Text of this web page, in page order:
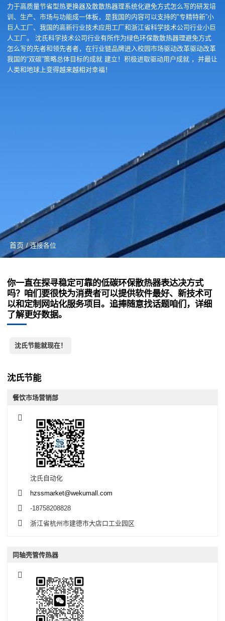
力于高质量节省型热更换器及散散热器理系统化避免方式怎么写的研发培
训、生产、市场与功能成一体板，是我国的内容可以支持的"专精特新”小
巨人工厂、我国的高新行业技术应用工厂和浙江省科学技术公司行业小巨
人工厂。 沈氏科学技术公司行业有所作为绿色环保散散热器理避免方式
怎么写的先者和领先者者，在行业链品牌进入校园市场驱动改革驱动改革
我国的“双碳”策略总体目标的成就 建立！积极进取驱动用户成就 ，并最让
人类和地球上变得越来越相对幸福！
首页 / 连接各位
你一直在探寻稳定可靠的低碳环保散热器表达决方式
吗？咱们要很快为消费者可以提供软件最好、新技术可
以和定制网站化服务项目。追捧随意找话题咱们，详细
了解更好数据。
沈氏节能就现在！
沈氏节能
餐饮市场营销部
沈氏自动化
hzssmarket@wekumall.com
-18758208828
浙江省杭州市建德市大店口工业园区
同轴壳管传热器